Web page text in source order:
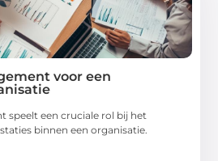
voor een
speelt een cruciale rol bij het
binnen een organisatie.